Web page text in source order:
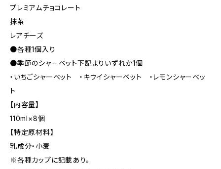
プレミアムチョコレート
抹茶
レアチーズ
●各種1個入り
●季節のシャーベット下記よりいずれか1個
・いちごシャーベット ・キウイシャーベット ・レモンシャーベッ
ト
【内容量】
110ml×8個
【特定原材料】
乳成分・小麦
※各種カップに記載あり。